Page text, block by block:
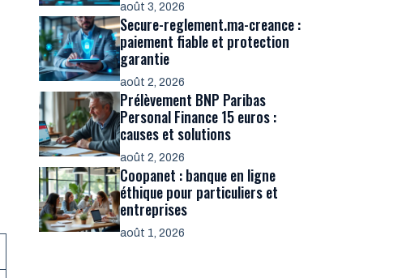
août 3, 2026
Secure-reglement.ma-creance :
paiement fiable et protection
garantie
août 2, 2026
Prélèvement BNP Paribas
Personal Finance 15 euros :
causes et solutions
août 2, 2026
Coopanet : banque en ligne
éthique pour particuliers et
entreprises
août 1, 2026